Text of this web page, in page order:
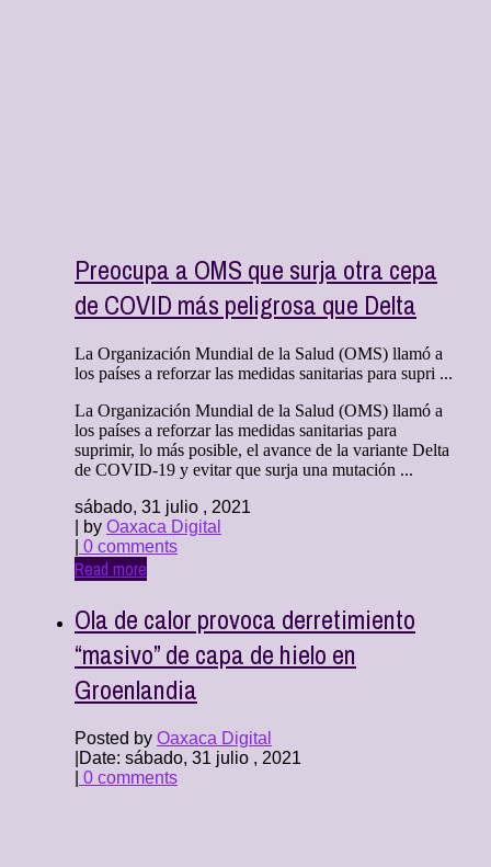
Preocupa a OMS que surja otra cepa
de COVID más peligrosa que Delta
La Organización Mundial de la Salud (OMS) llamó a
los países a reforzar las medidas sanitarias para supri ...
La Organización Mundial de la Salud (OMS) llamó a
los países a reforzar las medidas sanitarias para
suprimir, lo más posible, el avance de la variante Delta
de COVID-19 y evitar que surja una mutación ...
sábado, 31 julio , 2021
| by Oaxaca Digital
0 comments
Read more
Ola de calor provoca derretimiento
“masivo” de capa de hielo en
Groenlandia
Posted by Oaxaca Digital
Date: sábado, 31 julio , 2021
0 comments